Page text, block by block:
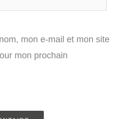
mon e-mail et mon site
mon prochain